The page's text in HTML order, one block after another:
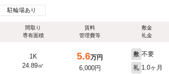
駐輪場あり
間取り
専有面積
賃料
管理費等
敷金
礼金
1K
24.89㎡
5.6万円
6,000円
敷 不要
礼 1.0ヶ月